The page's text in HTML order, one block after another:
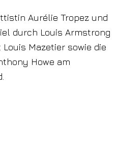
Aurélie Tropez und
durch Louis Armstrong
Mazetier sowie die
Howe am